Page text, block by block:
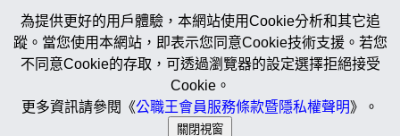
為提供更好的用戶體驗，本網站使用Cookie分析和其它追
蹤。當您使用本網站，即表示您同意Cookie技術支援。若您
不同意Cookie的存取，可透過瀏覽器的設定選擇拒絕接受
Cookie。
更多資訊請參閱《公職王會員服務條款暨隱私權聲明》。